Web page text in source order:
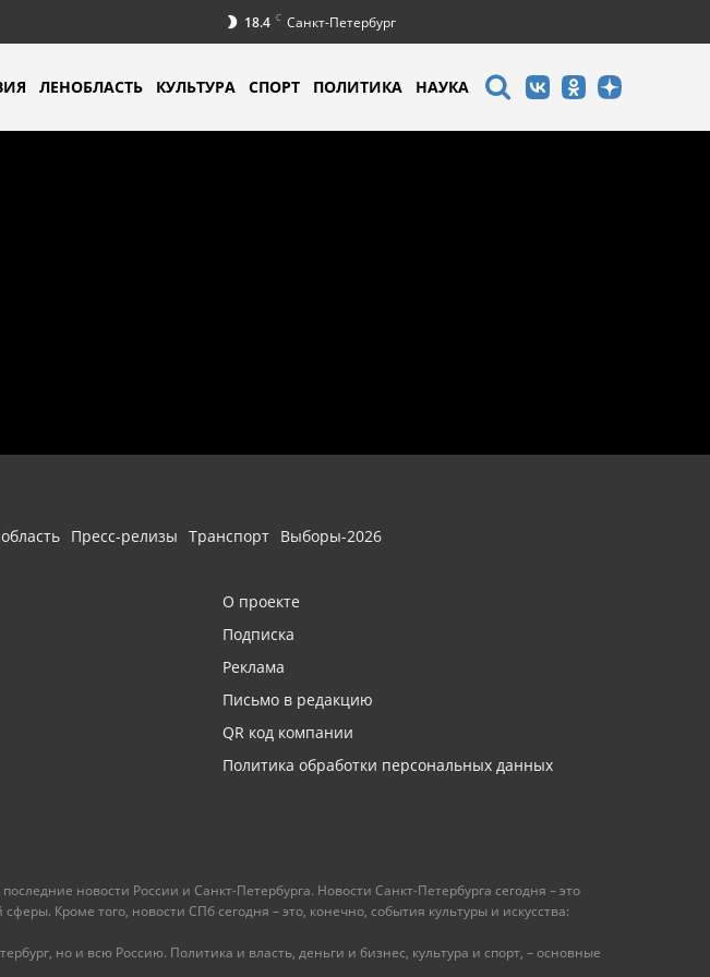
18.4 C Санкт-Петербург
ЛЕНОБЛАСТЬ КУЛЬТУРА СПОРТ ПОЛИТИКА НАУКА
Пресс-релизы Транспорт Выборы-2026
О проекте
Подписка
Реклама
Письмо в редакцию
QR код компании
Политика обработки персональных данных
новости России и Санкт-Петербурга. Новости Санкт-Петербурга сегодня – это
Кроме того, новости СПб сегодня – это, конечно, события культуры и искусства:
но и всю Россию. Политика и власть, деньги и бизнес, культура и спорт, – основные